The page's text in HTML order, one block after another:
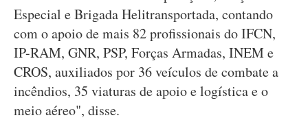
Especial e Brigada Helitransportada, contando
com o apoio de mais 82 profissionais do IFCN,
IP-RAM, GNR, PSP, Forças Armadas, INEM e
CROS, auxiliados por 36 veículos de combate a
incêndios, 35 viaturas de apoio e logística e o
meio aéreo", disse.